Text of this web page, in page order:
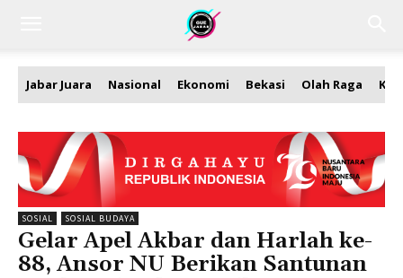
Jabar Juara Nasional Ekonomi Bekasi Olah Raga
SOSIAL SOSIAL BUDAYA
Gelar Apel Akbar dan Harlah ke-
88, Ansor NU Berikan Santunan